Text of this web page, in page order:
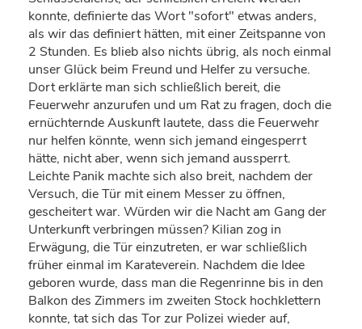
konnte, definierte das Wort "sofort" etwas anders,
als wir das definiert hätten, mit einer Zeitspanne von
2 Stunden. Es blieb also nichts übrig, als noch einmal
unser Glück beim Freund und Helfer zu versuche.
Dort erklärte man sich schließlich bereit, die
Feuerwehr anzurufen und um Rat zu fragen, doch die
ernüchternde Auskunft lautete, dass die Feuerwehr
nur helfen könnte, wenn sich jemand eingesperrt
hätte, nicht aber, wenn sich jemand aussperrt.
Leichte Panik machte sich also breit, nachdem der
Versuch, die Tür mit einem Messer zu öffnen,
gescheitert war. Würden wir die Nacht am Gang der
Unterkunft verbringen müssen? Kilian zog in
Erwägung, die Tür einzutreten, er war schließlich
früher einmal im Karateverein. Nachdem die Idee
geboren wurde, dass man die Regenrinne bis in den
Balkon des Zimmers im zweiten Stock hochklettern
konnte, tat sich das Tor zur Polizei wieder auf,